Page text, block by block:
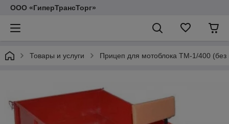
ООО «ГиперТрансТорг»
Товары и услуги Прицеп для мотоблока ТМ-1/400 (без